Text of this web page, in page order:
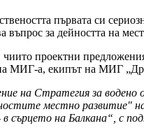
първата си
за дейността на
проектни
МИГ-а, екипът на МИГ
на Стратегия за
местно
на Балкана“, с